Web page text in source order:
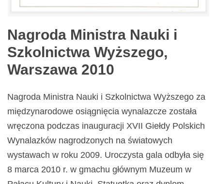
Nagroda Ministra Nauki i
Szkolnictwa Wyższego,
Warszawa 2010
Nagroda Ministra Nauki i Szkolnictwa Wyższego za
międzynarodowe osiągnięcia wynalazcze została
wręczona podczas inauguracji XVII Giełdy Polskich
Wynalazków nagrodzonych na światowych
wystawach w roku 2009. Uroczysta gala odbyła się
8 marca 2010 r. w gmachu głównym Muzeum w